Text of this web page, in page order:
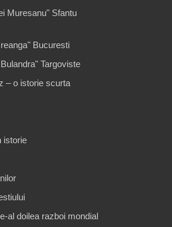
Muresanu" Sfantu
Bucuresti
Targoviste
– o istorie scurta
istorie
al doilea razboi mondial